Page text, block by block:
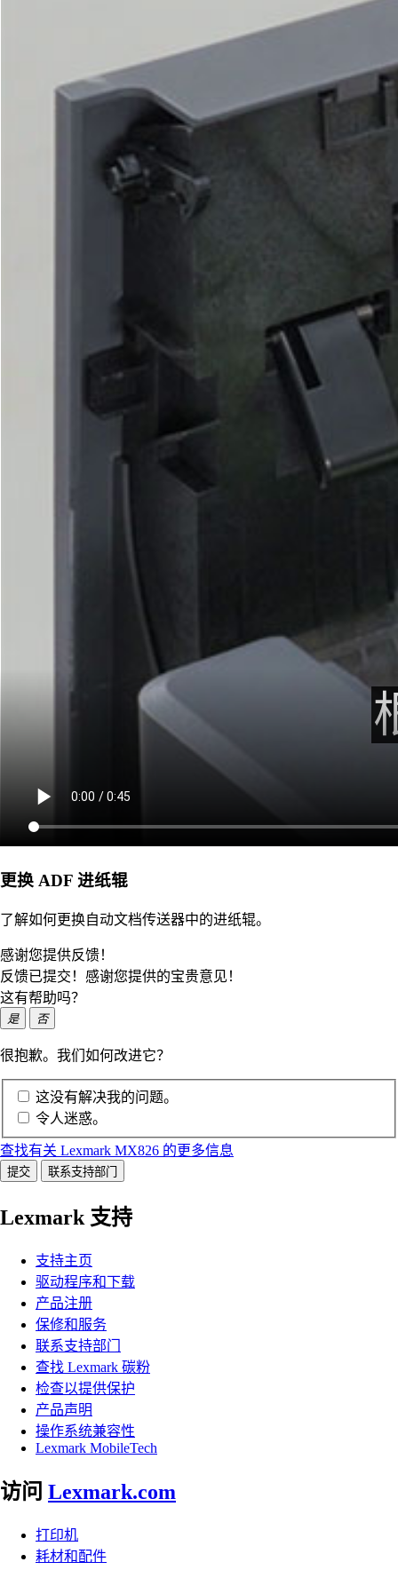
更换 ADF 进纸辊
了解如何更换自动文档传送器中的进纸辊。
感谢您提供反馈！
反馈已提交！感谢您提供的宝贵意见！
这有帮助吗？
是 否
很抱歉。我们如何改进它？
这没有解决我的问题。
令人迷惑。
查找有关 Lexmark MX826 的更多信息
提交 联系支持部门
Lexmark 支持
支持主页
驱动程序和下载
产品注册
保修和服务
联系支持部门
查找 Lexmark 碳粉
检查以提供保护
产品声明
操作系统兼容性
Lexmark MobileTech
访问 Lexmark.com
打印机
耗材和配件